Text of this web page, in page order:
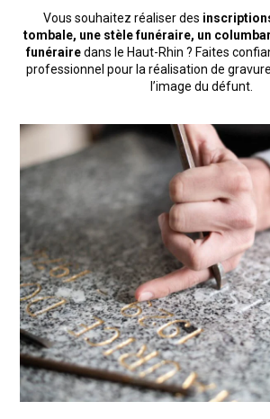
Vous souhaitez réaliser des
tombale, une stèle funéraire, un
funérairedans le Haut-Rhin ? Faites
professionnel pour la réalisation de
l’image du défunt.